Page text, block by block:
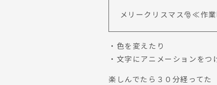
メリークリスマス🎅≪作
・色を変えたり
・文字にアニメーションをつ
楽しんでたら３０分経ってた